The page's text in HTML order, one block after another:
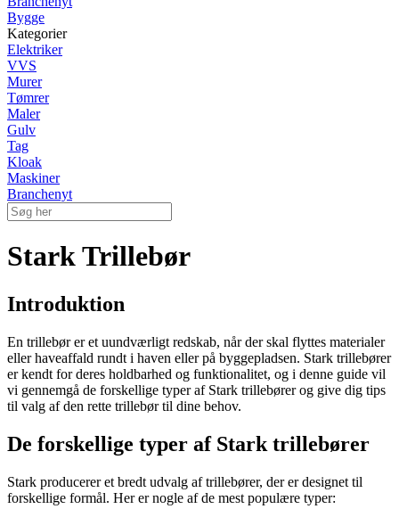
Bygge
Kategorier
Elektriker
VVS
Murer
Tømrer
Maler
Gulv
Tag
Kloak
Maskiner
Branchenyt
Stark Trillebør
Introduktion
En trillebør er et uundværligt redskab, når der skal flyttes materialer
eller haveaffald rundt i haven eller på byggepladsen. Stark trillebører
er kendt for deres holdbarhed og funktionalitet, og i denne guide vil
vi gennemgå de forskellige typer af Stark trillebører og give dig tips
til valg af den rette trillebør til dine behov.
De forskellige typer af Stark trillebører
Stark producerer et bredt udvalg af trillebører, der er designet til
forskellige formål. Her er nogle af de mest populære typer: